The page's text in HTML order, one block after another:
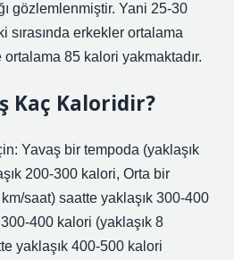
gözlemlenmiştir. Yani 25-30
sırasında erkekler ortalama
85 kalori yakmaktadır.
Kaç Kaloridir?
Yavaş bir tempoda (yaklaşık
200-300 kalori, Orta bir
saat) saatte yaklaşık 300-400
400 kalori (yaklaşık 8
yaklaşık 400-500 kalori